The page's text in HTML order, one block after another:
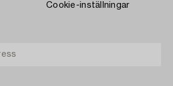
Cookie-inställningar